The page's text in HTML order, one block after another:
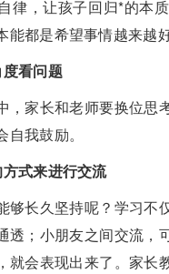
律，让孩子回归*的本
都是希望事情越来越
看问题
，家长和老师要换位思
我鼓励。
式来进行交流
够长久坚持呢？学习不
透；小朋友之间交流，
就会表现出来了。家长